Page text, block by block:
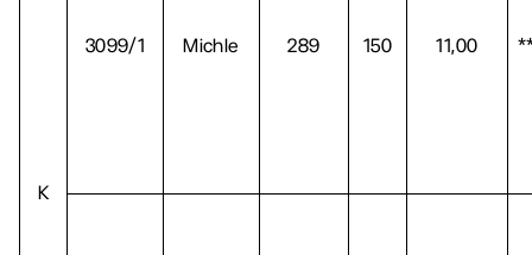
K
3099/1 Michle 289 150 11,00